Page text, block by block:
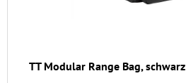
TT Modular Range Bag, schwarz